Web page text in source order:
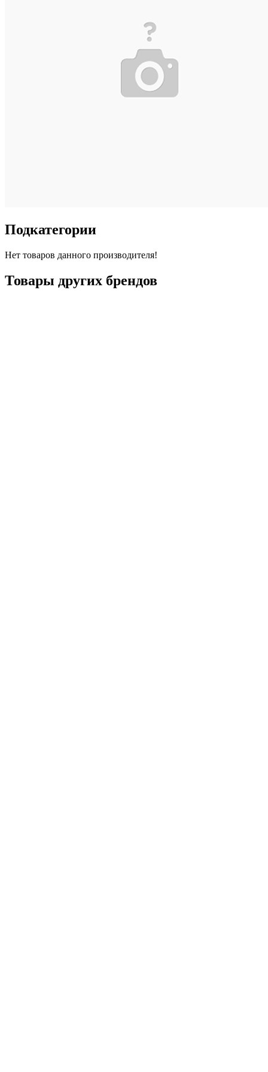
Подкатегории
Нет товаров данного производителя!
Товары других брендов